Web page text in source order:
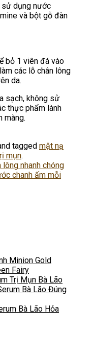
sử dụng nước
và bột gỗ đàn
bỏ 1 viên đá vào
các lỗ chân lông
da.
sạch, không sử
thực phẩm lành
màng.
tagged mặt nạ
mụn.
nhanh chóng
chanh ấm mỗi
Minion Gold
Fairy
Trị Mụn Bà Lão
Bà Lão Đúng
Bà Lão Hỏa